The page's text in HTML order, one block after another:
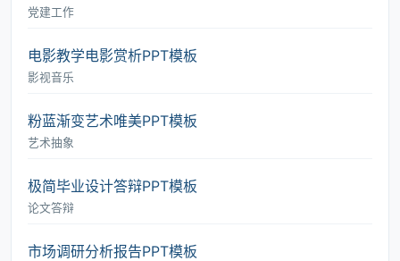
党建工作
电影教学电影赏析PPT模板
影视音乐
粉蓝渐变艺术唯美PPT模板
艺术抽象
极简毕业设计答辩PPT模板
论文答辩
市场调研分析报告PPT模板